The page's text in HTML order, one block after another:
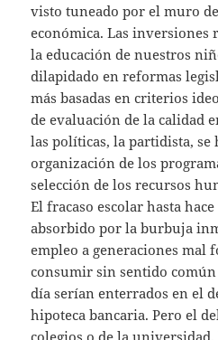
visto tuneado por el muro
económica. Las inversiones
la educación de nuestros
dilapidado en reformas
más basadas en criterios
de evaluación de la calidad
las políticas, la partidista, se
organización de los
selección de los recursos
El fracaso escolar hasta
absorbido por la burbuja
empleo a generaciones mal
consumir sin sentido
día serían enterrados en el
hipoteca bancaria. Pero el